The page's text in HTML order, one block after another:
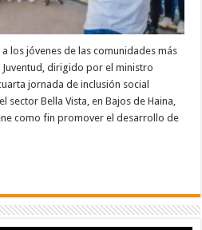
los jóvenes de las comunidades más
dirigido por el ministro
jornada de inclusión social
sector Bella Vista, en Bajos de Haina,
como fin promover el desarrollo de